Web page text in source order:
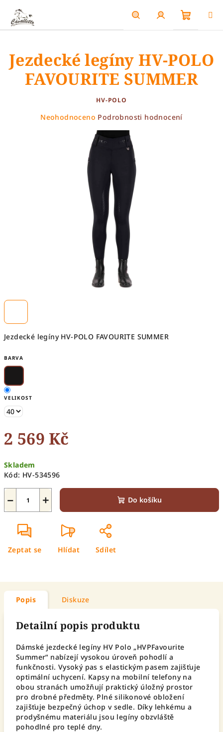
obsah
HledatPřihlášení
košík
Jezdecké legíny HV-POLO FAVOURITE SUMMER
BARVA
VELIKOST
2 569 Kč
cena:
Skladem
Kód: HV-534596
+
− Do košíku
Zeptat se Hlídat Sdílet
Jezdecké legíny HV-POLO
FAVOURITE SUMMER
HV-POLO
Průměrné
Neohodnoceno Podrobnosti hodnocení
Popis Diskuze
Detailní popis produktu
Dámské jezdecké legíny HV Polo „HVPFavourite
Summer“ nabízejí vysokou úroveň pohodlí a
funkčnosti. Vysoký pas s elastickým pasem zajišťuje
optimální uchycení. Kapsy na mobilní telefony na
obou stranách umožňují praktický úložný prostor
pro drobné předměty. Plné silikonové obložení
zajišťuje bezpečný úchop v sedle. Díky lehkému a
prodyšnému materiálu jsou legíny obzvláště
pohodlné pro teplé dny.